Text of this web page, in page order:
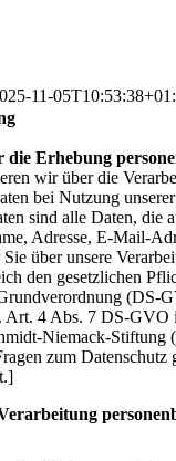
11-
Erhebung
wir über die
bei Nutzung
sind alle Daten, die
Adresse, E-Mail-
über unsere
den gesetzlichen
(DS-
Art. 4 Abs. 7 DS-GVO
Niemack-Stiftung
zum Datenschutz